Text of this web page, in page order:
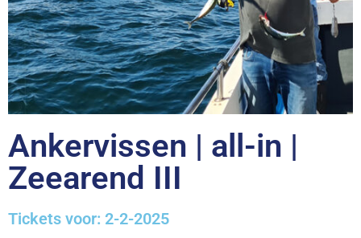
Ankervissen | all-in |
Zeearend III
Tickets voor: 2-2-2025